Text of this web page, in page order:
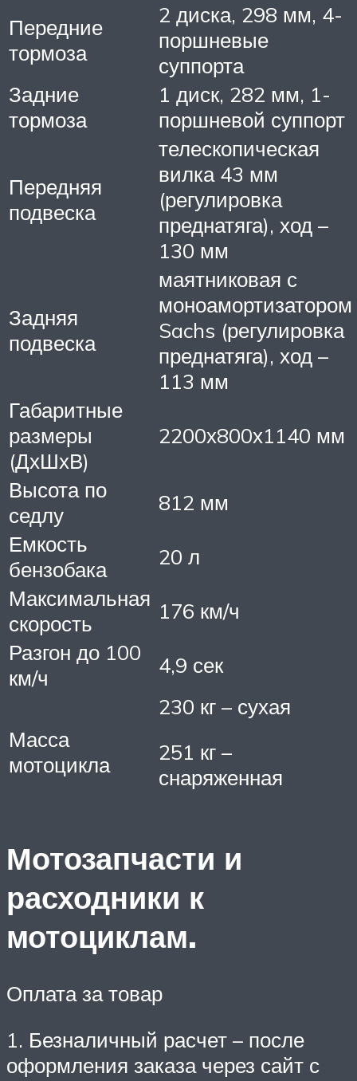
Передние
тормоза
2 диска, 298 мм, 4-
поршневые
суппорта
Задние
тормоза
1 диск, 282 мм, 1-
поршневой суппорт
Передняя
подвеска
телескопическая
вилка 43 мм
(регулировка
преднатяга), ход –
130 мм
Задняя
подвеска
маятниковая с
моноамортизатором
Sachs (регулировка
преднатяга), ход –
113 мм
Габаритные
размеры
(ДхШхВ)
2200х800х1140 мм
Высота по
седлу
812 мм
Емкость
бензобака
20 л
Максимальная
скорость
176 км/ч
Разгон до 100
км/ч
4,9 сек
Масса
мотоцикла
230 кг – сухая
251 кг –
снаряженная
Мотозапчасти и
расходники к
мотоциклам.
Оплата за товар
1. Безналичный расчет – после
оформления заказа через сайт с